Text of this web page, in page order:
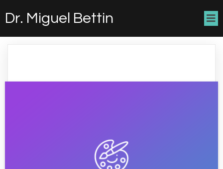
Dr. Miguel Bettin